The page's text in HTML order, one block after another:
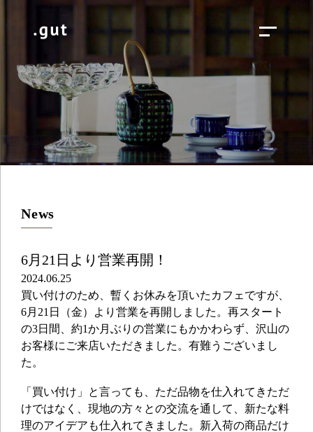
News
6月21日より営業再開！
2024.06.25
買い付けのため、暫くお休みを頂いたカフェですが、
6月21日（金）より営業を再開しました。再スタート
の3日間、約1か月ぶりの営業にもかかわらず、沢山の
お客様にご来店いただきました。有難うございまし
た。
「買い付け」と言っても、ただ品物を仕入れてきただ
けではなく、現地の方々との交流を通して、新たな料
理のアイデアも仕入れてきました。新入荷の商品だけ